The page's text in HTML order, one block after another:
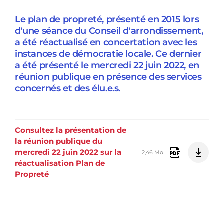
Le plan de propreté, présenté en 2015 lors
d'une séance du Conseil d'arrondissement,
a été réactualisé en concertation avec les
instances de démocratie locale. Ce dernier
a été présenté le mercredi 22 juin 2022, en
réunion publique en présence des services
concernés et des élu.e.s.
Consultez la présentation de
la réunion publique du
mercredi 22 juin 2022 sur la
réactualisation Plan de
Propreté
2,46 Mo